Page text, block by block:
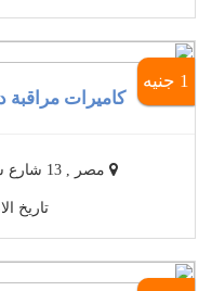
1 جنيه
كاميرات مراقبة
مصر , 13 شارع سيزوستريس محطه الرمل ..
تاريخ الاعلان